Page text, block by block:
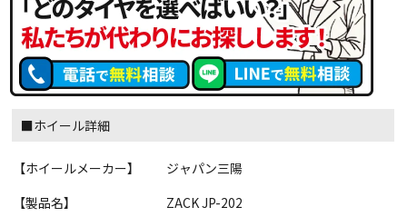
■ホイール詳細
【ホイールメーカー】
ジャパン三陽
【製品名】
ZACK JP-202